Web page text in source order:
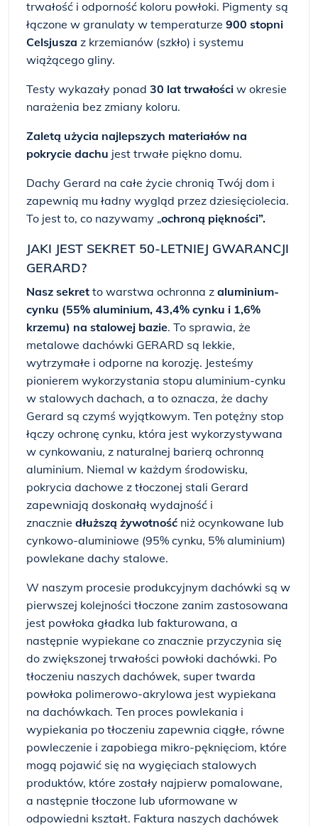
trwałość i odporność koloru powłoki. Pigmenty są
łączone w granulaty w temperaturze 900 stopni
Celsjusza z krzemianów (szkło) i systemu
wiążącego gliny.
Testy wykazały ponad 30 lat trwałości w okresie
narażenia bez zmiany koloru.
Zaletą użycia najlepszych materiałów na
pokrycie dachu jest trwałe piękno domu.
Dachy Gerard na całe życie chronią Twój dom i
zapewnią mu ładny wygląd przez dziesięciolecia.
To jest to, co nazywamy „ochroną piękności”.
JAKI JEST SEKRET 50-LETNIEJ GWARANCJI
GERARD?
Nasz sekret to warstwa ochronna z aluminium-
cynku (55% aluminium, 43,4% cynku i 1,6%
krzemu) na stalowej bazie. To sprawia, że
metalowe dachówki GERARD są lekkie,
wytrzymałe i odporne na korozję. Jesteśmy
pionierem wykorzystania stopu aluminium-cynku
w stalowych dachach, a to oznacza, że dachy
Gerard są czymś wyjątkowym. Ten potężny stop
łączy ochronę cynku, która jest wykorzystywana
w cynkowaniu, z naturalnej barierą ochronną
aluminium. Niemal w każdym środowisku,
pokrycia dachowe z tłoczonej stali Gerard
zapewniają doskonałą wydajność i
znacznie dłuższą żywotność niż ocynkowane lub
cynkowo-aluminiowe (95% cynku, 5% aluminium)
powlekane dachy stalowe.
W naszym procesie produkcyjnym dachówki są w
pierwszej kolejności tłoczone zanim zastosowana
jest powłoka gładka lub fakturowana, a
następnie wypiekane co znacznie przyczynia się
do zwiększonej trwałości powłoki dachówki. Po
tłoczeniu naszych dachówek, super twarda
powłoka polimerowo-akrylowa jest wypiekana
na dachówkach. Ten proces powlekania i
wypiekania po tłoczeniu zapewnia ciągłe, równe
powleczenie i zapobiega mikro-pęknięciom, które
mogą pojawić się na wygięciach stalowych
produktów, które zostały najpierw pomalowane,
a następnie tłoczone lub uformowane w
odpowiedni kształt. Faktura naszych dachówek